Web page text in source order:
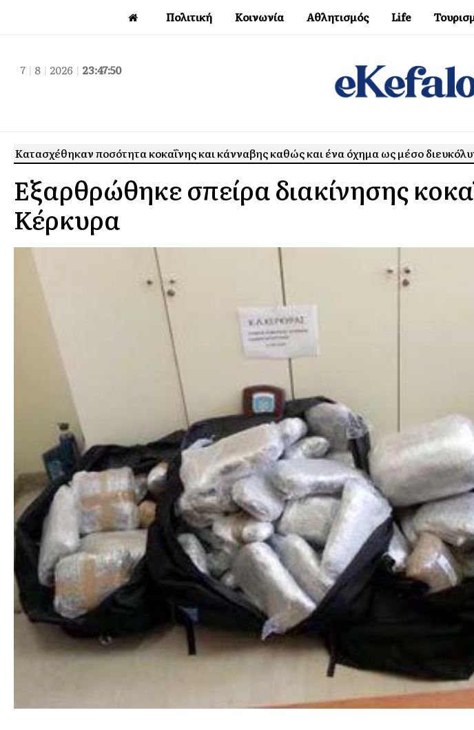
Πολιτική Κοινωνία Αθλητισμός Life
7 | 8 | 2026 | 23:47:51
Κατασχέθηκαν ποσότητα κοκαΐνης και κάνναβης καθώς και ένα όχημα ως μέσο
Εξαρθρώθηκε σπείρα διακίνησης
Κέρκυρα